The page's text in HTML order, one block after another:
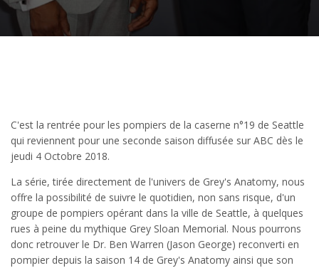
C'est la rentrée pour les pompiers de la caserne n°19 de Seattle
qui reviennent pour une seconde saison diffusée sur ABC dès le
jeudi 4 Octobre 2018.
La série, tirée directement de l'univers de Grey's Anatomy, nous
offre la possibilité de suivre le quotidien, non sans risque, d'un
groupe de pompiers opérant dans la ville de Seattle, à quelques
rues à peine du mythique Grey Sloan Memorial. Nous pourrons
donc retrouver le Dr. Ben Warren (Jason George) reconverti en
pompier depuis la saison 14 de Grey's Anatomy ainsi que son